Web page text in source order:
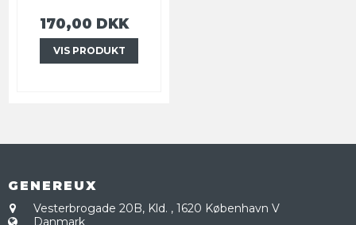
170,00 DKK
VIS PRODUKT
GENEREUX
Vesterbrogade 20B, Kld. , 1620 København V
Danmark